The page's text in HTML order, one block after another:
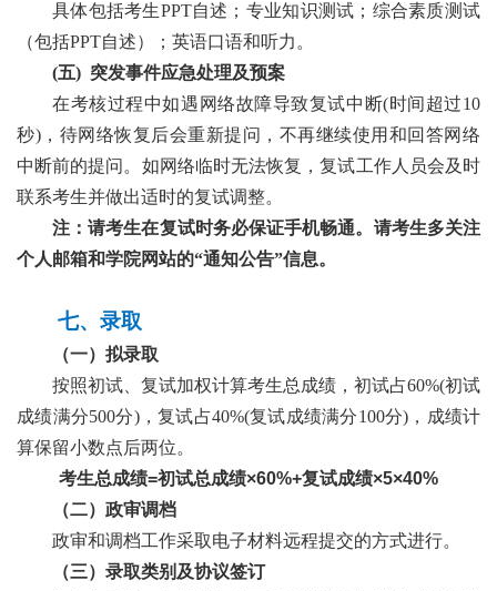
具体包括考生PPT自述；专业知识测试；综合素质测试
（包括PPT自述）； 英语口语和听力 。
(五) 突发事件应急处理及预案
在考核过程中如遇网络故障导致复试中断(时间超过10
秒)，待网络恢复后会重新提问，不再继续使用和回答网络
中断前的提问。如网络临时无法恢复，复试工作人员会及时
联系考生并做出适时的复试调整。
注：请考生在复试时务必保证手机畅通。请考生多关注
个人邮箱和学院网站的“通知公告”信息。
七、录取
（一）拟录取
按照初试、复试加权计算考生总成绩，初试占60%(初试
成绩满分500分)，复试占40%(复试成绩满分100分)，成绩计
算保留小数点后两位。
考生总成绩=初试总成绩×60%+复试成绩×5×40%
（二）政审调档
政审和调档工作采取电子材料远程提交的方式进行。
（三）录取类别及协议签订